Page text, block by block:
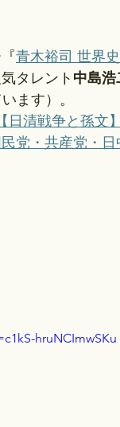
青木裕司 世界
タレント 中島浩
ます）。
日清戦争と孫文】
党・共産党・日
hruNCImwSKu